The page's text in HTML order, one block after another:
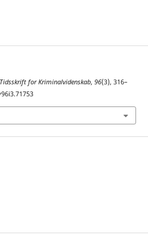
for Kriminalvidenskab, 96(3), 316–